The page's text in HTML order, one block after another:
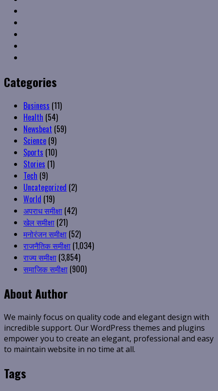
Categories
Business (11)
Health (54)
Newsbeat (59)
Science (9)
Sports (10)
Stories (1)
Tech (9)
Uncategorized (2)
World (19)
अपराध समीक्षा (42)
खेल समीक्षा (21)
मनोरंजन समीक्षा (52)
राजनैतिक समीक्षा (1,034)
राज्य समीक्षा (3,854)
समाजिक समीक्षा (900)
About Author
We mainly focus on quality code and elegant design with
incredible support. Our WordPress themes and plugins
empower you to create an elegant, professional and easy
to maintain website in no time at all.
Tags